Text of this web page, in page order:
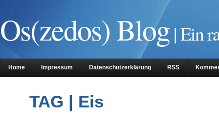
Os(zedos) Blog| Ein
Home Impressum Datenschutzerklärung RSS
TAG | Eis